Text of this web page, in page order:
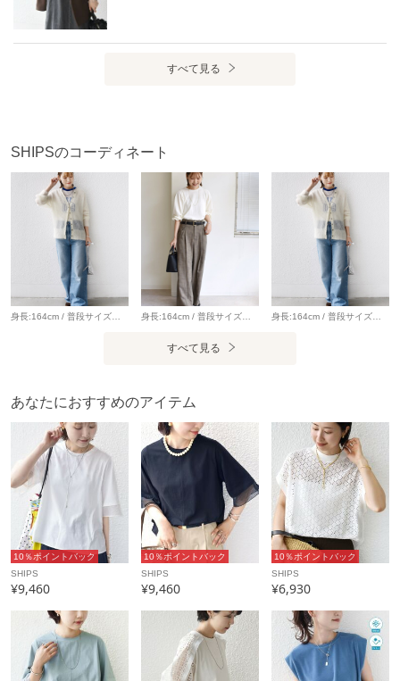
すべて見る
SHIPSのコーディネート
すべて見る
あなたにおすすめのアイテム
10％ポイントバック
SHIPS
¥9,460
10％ポイントバック
SHIPS
¥9,460
10％ポイントバック
SHIPS
¥6,930